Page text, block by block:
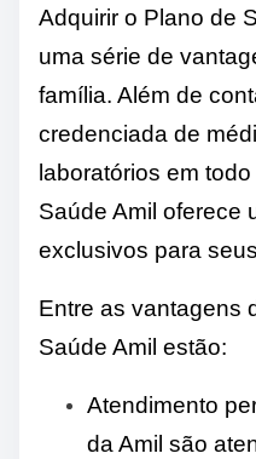
Adquirir o Plano de
uma série de
família. Além de
credenciada de
laboratórios em
Saúde Amil oferece
exclusivos para
Entre as vantagens
Saúde Amil estão:
Atendimento
da Amil são